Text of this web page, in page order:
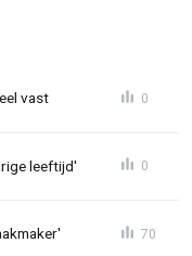
vast 0
leeftijd' 0
70